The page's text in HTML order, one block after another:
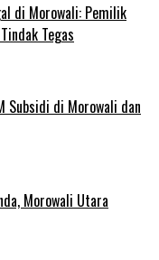
di Morowali: Pemilik
Tegas
Subsidi di Morowali dan
Morowali Utara